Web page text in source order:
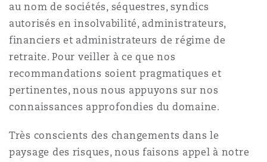
Responsabilité du fabricant
produits
Assurance biens
County
2 New Bailey
au nom de sociétés, séquestres, syndics
autorisés en insolvabilité, administrateurs,
financiers et administrateurs de régime de
retraite. Pour veiller à ce que nos
recommandations soient pragmatiques et
pertinentes, nous nous appuyons sur nos
connaissances approfondies du domaine.
Très conscients des changements dans le
paysage des risques, nous faisons appel à notre